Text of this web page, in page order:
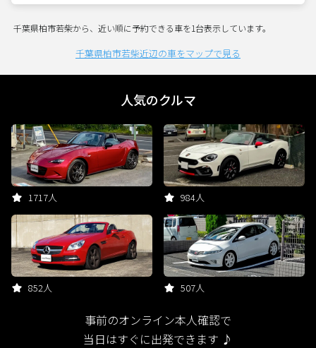
千葉県柏市若柴から、近い順に予約できる車を1台表示しています。
千葉県柏市若柴近辺の車をマップで見る
人気のクルマ
1717人 984人
852人 507人
事前のオンライン本人確認で
当日はすぐに出発できます ♪